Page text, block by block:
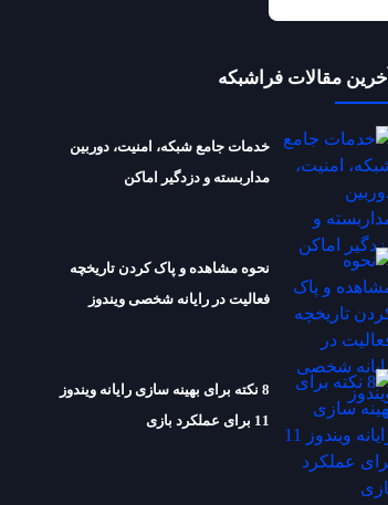
آخرین مقالات فراشبکه
خدمات جامع شبکه، امنیت، دوربین
مداربسته و دزدگیر اماکن
نحوه مشاهده و پاک کردن تاریخچه
فعالیت در رایانه شخصی ویندوز
8 نکته برای بهینه سازی رایانه ویندوز
11 برای عملکرد بازی